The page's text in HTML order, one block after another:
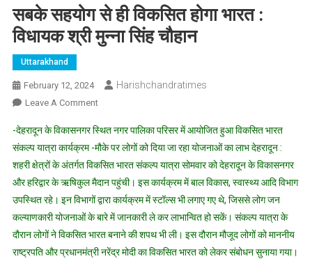
सबके सहयोग से ही विकसित होगा भारत :
विधायक श्री मुन्ना सिंह चौहान
Uttarakhand
February 12, 2024 Harishchandratimes
Leave A CommentOn
सहयोग
से
ही
विकसित
होगा
भारत
:
विधायक
-देहरादून के विकासनगर स्थित नगर पालिका परिसर में आयोजित हुआ विकसित भारत
संकल्प यात्रा कार्यक्रम -मौके पर लोगों को दिया जा रहा योजनाओं का लाभ देहरादून :
शहरी क्षेत्रों के अंतर्गत विकसित भारत संकल्प यात्रा सोमवार को देहरादून के विकासनगर
और हरिद्वार के ऋषिकुल मैदान पहुंची। इस कार्यक्रम में बाल विकास, स्वास्थ्य आदि विभाग
उपस्थित रहे। इन विभागों द्वारा कार्यक्रम में स्टॉल्स भी लगाए गए थे, जिससे लोग जन
कल्याणकारी योजनाओं के बारे में जानकारी ले कर लाभान्वित हो सकें। संकल्प यात्रा के
दौरान लोगों ने विकसित भारत बनाने की शपथ भी ली। इस दौरान मौजूद लोगों को माननीय
राष्ट्रपति और प्रधानमंत्री नरेंद्र मोदी का विकसित भारत को लेकर संबोधन सुनाया गया।